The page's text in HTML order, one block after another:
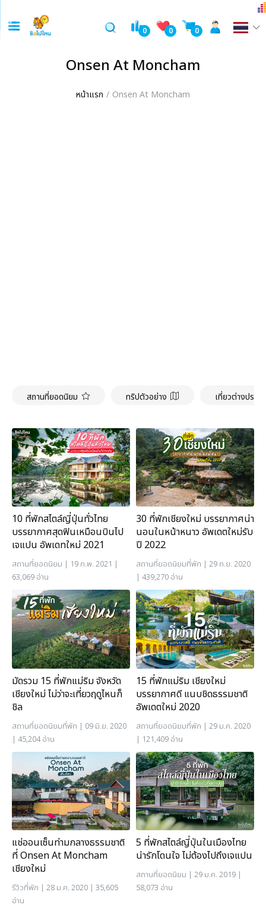
0 0 0
Onsen At Moncham
หน้าแรก Onsen At Moncham
สถานที่ยอดนิยม ทริปตัวอย่าง เที่ยวต่างประเ
10 ที่พักสไตล์ญี่ปุ่นทั่วไทย
บรรยากาศสุดฟินเหมือนบินไป
เจแปน อัพเดทใหม่ 2021
สถานที่ยอดนิยม | 19 ก.พ. 2021 |
63,069 อ่าน
30 ที่พักเชียงใหม่ บรรยากาศน่า
นอนในหน้าหนาว อัพเดตใหม่รับ
ปี 2022
สถานที่ยอดนิยมที่พัก | 29 ก.ย. 2020
| 439,270 อ่าน
มัดรวม 15 ที่พักแม่ริม จังหวัด
เชียงใหม่ ไม่ว่าจะเที่ยวฤดูไหนก็
ชิล
สถานที่ยอดนิยมที่พัก | 09 มิ.ย. 2020
| 45,204 อ่าน
15 ที่พักแม่ริม เชียงใหม่
บรรยากาศดี แนบชิดธรรมชาติ
อัพเดตใหม่ 2020
สถานที่ยอดนิยมที่พัก | 29 ม.ค. 2020
| 121,409 อ่าน
แช่ออนเซ็นท่ามกลางธรรมชาติ
ที่ Onsen At Moncham
เชียงใหม่
รีวิวที่พัก | 28 ม.ค. 2020 | 35,605
อ่าน
5 ที่พักสไตล์ญี่ปุ่นในเมืองไทย
น่ารักโดนใจ ไม่ต้องไปถึงเจแปน
สถานที่ยอดนิยม | 29 ม.ค. 2019 |
58,073 อ่าน